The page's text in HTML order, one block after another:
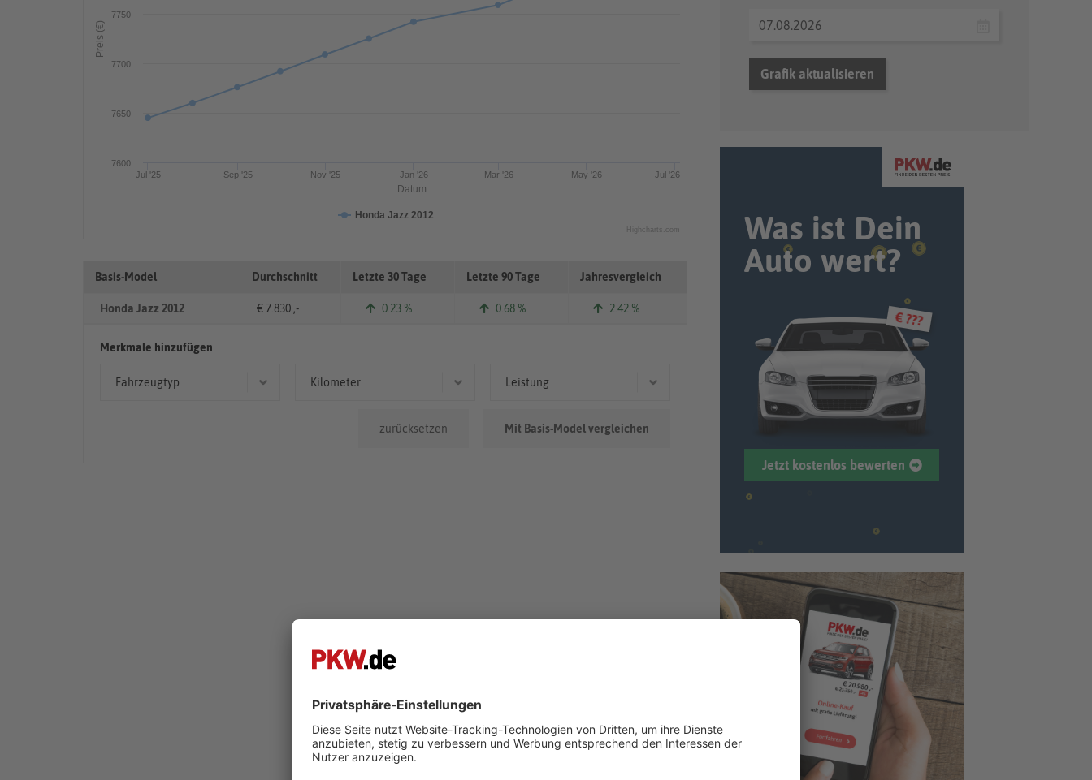
Datum
Preis (€)
Honda Jazz 2012
Jul '25 Sep '25 Nov '25 Jan '26 Mar '26 May '26 Jul '26
7600
7650
7700
7750
Highcharts.com
Basis-Model Durchschnitt Letzte 30 Tage Letzte 90 Tage Jahresvergleich
Honda Jazz 2012 € 7.830 ,- 0.23 % 0.68 % 2.42 %
Merkmale hinzufügen
Fahrzeugtyp Kilometer Leistung
zurücksetzen Mit Basis-Model vergleichen
Grafik aktualisieren
Was ist Dein
Auto wert?
€ ???
Jetzt kostenlos bewerten